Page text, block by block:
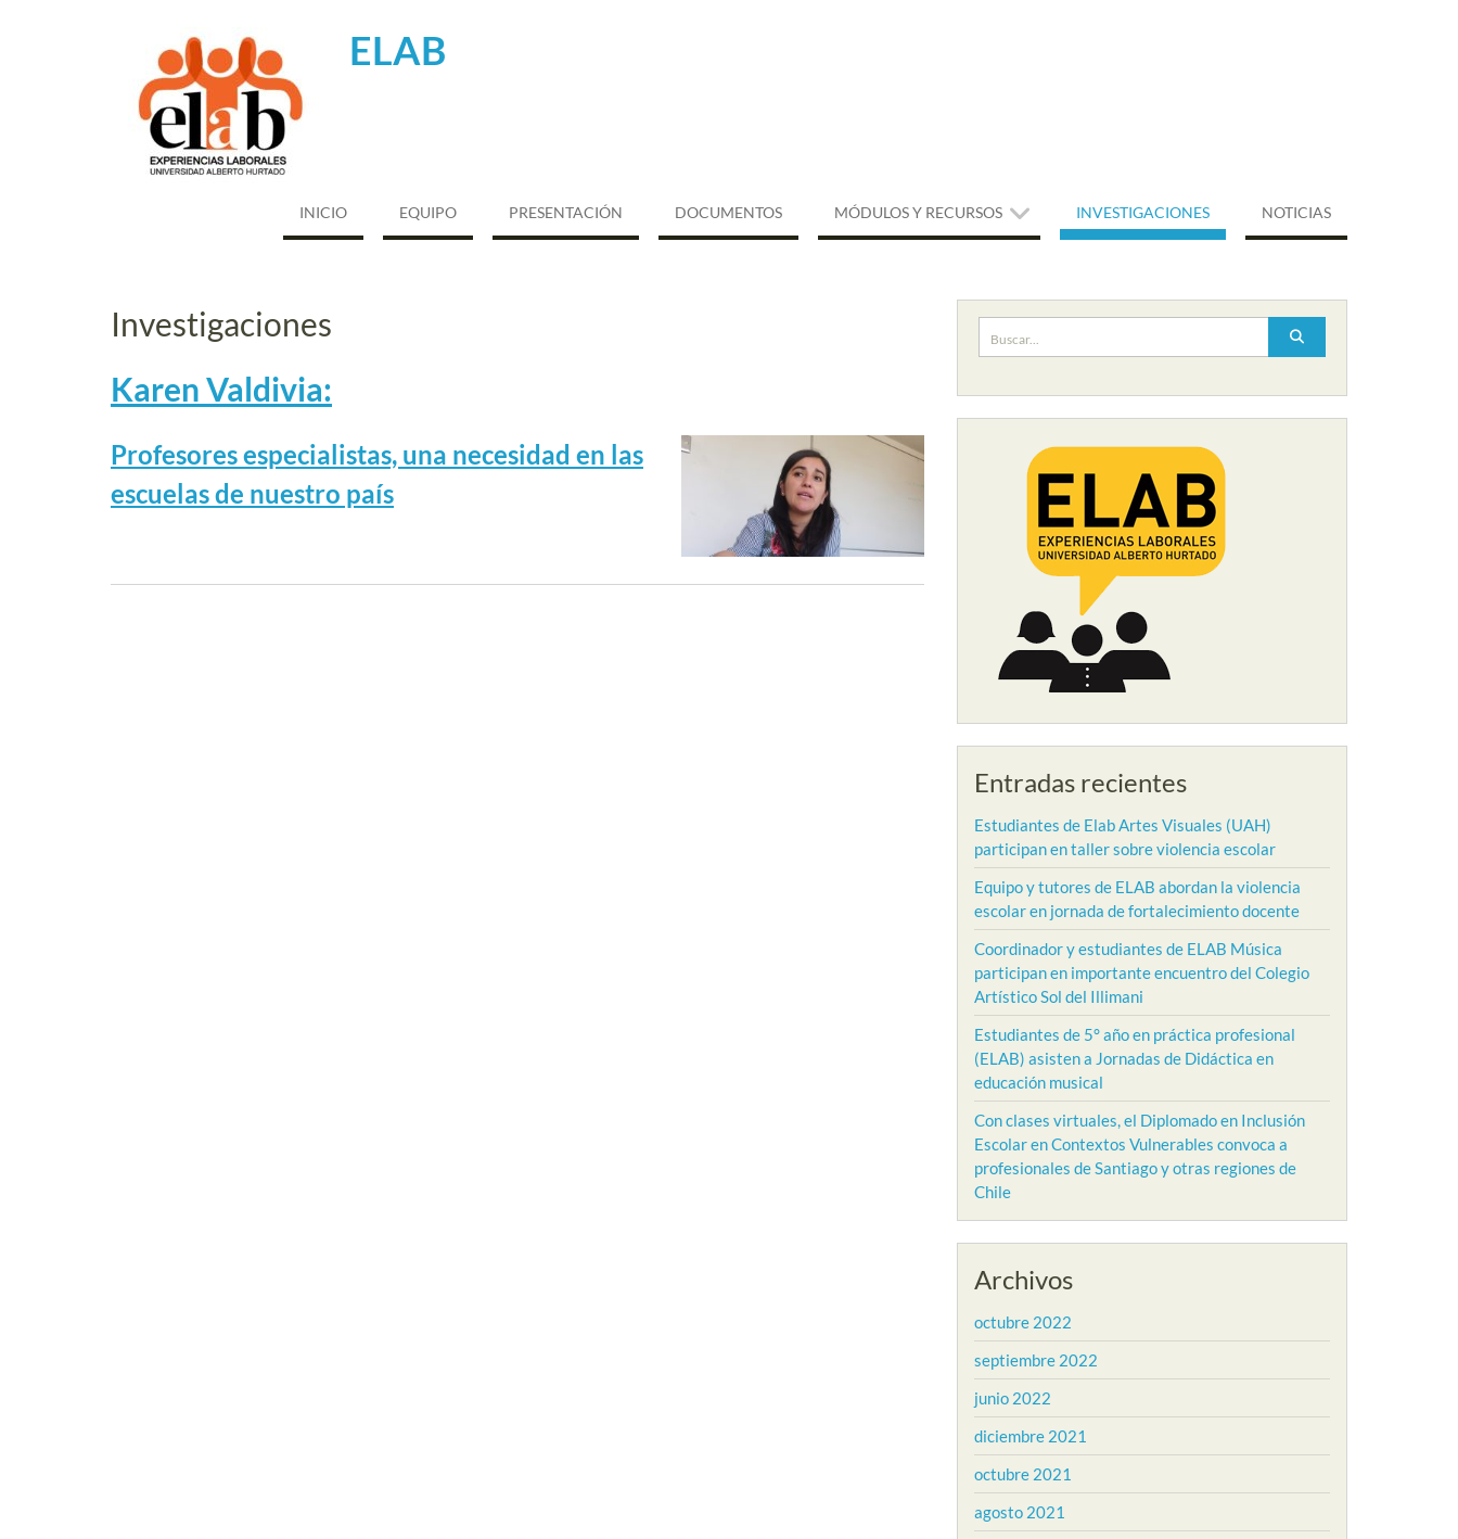
ELAB
INICIO EQUIPO PRESENTACIÓN DOCUMENTOS MÓDULOS Y RECURSOS INVESTIGACIONES NOTICIAS
Investigaciones
Karen Valdivia:
Profesores especialistas, una necesidad en las
escuelas de nuestro país
Entradas recientes
Estudiantes de Elab Artes Visuales (UAH)
participan en taller sobre violencia escolar
Equipo y tutores de ELAB abordan la violencia
escolar en jornada de fortalecimiento docente
Coordinador y estudiantes de ELAB Música
participan en importante encuentro del Colegio
Artístico Sol del Illimani
Estudiantes de 5° año en práctica profesional
(ELAB) asisten a Jornadas de Didáctica en
educación musical
Con clases virtuales, el Diplomado en Inclusión
Escolar en Contextos Vulnerables convoca a
profesionales de Santiago y otras regiones de
Chile
Archivos
octubre 2022
septiembre 2022
junio 2022
diciembre 2021
octubre 2021
agosto 2021